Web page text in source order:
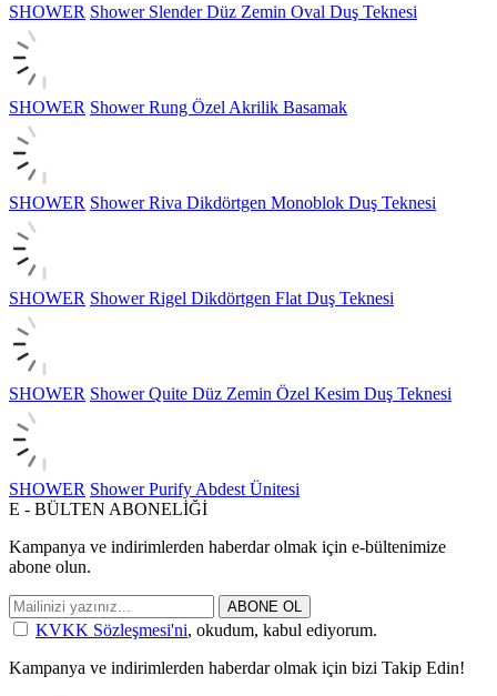
SHOWER Shower Slender Düz Zemin Oval Duş Teknesi
SHOWER Shower Rung Özel Akrilik Basamak
SHOWER Shower Riva Dikdörtgen Monoblok Duş Teknesi
SHOWER Shower Rigel Dikdörtgen Flat Duş Teknesi
SHOWER Shower Quite Düz Zemin Özel Kesim Duş Teknesi
SHOWER Shower Purify Abdest Ünitesi
E - BÜLTEN ABONELİĞİ
Kampanya ve indirimlerden haberdar olmak için e-bültenimize
abone olun.
ABONE OL
KVKK Sözleşmesi'ni, okudum, kabul ediyorum.
Kampanya ve indirimlerden haberdar olmak için bizi Takip Edin!